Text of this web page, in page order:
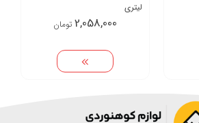
لیتری
2,058,000 تومان